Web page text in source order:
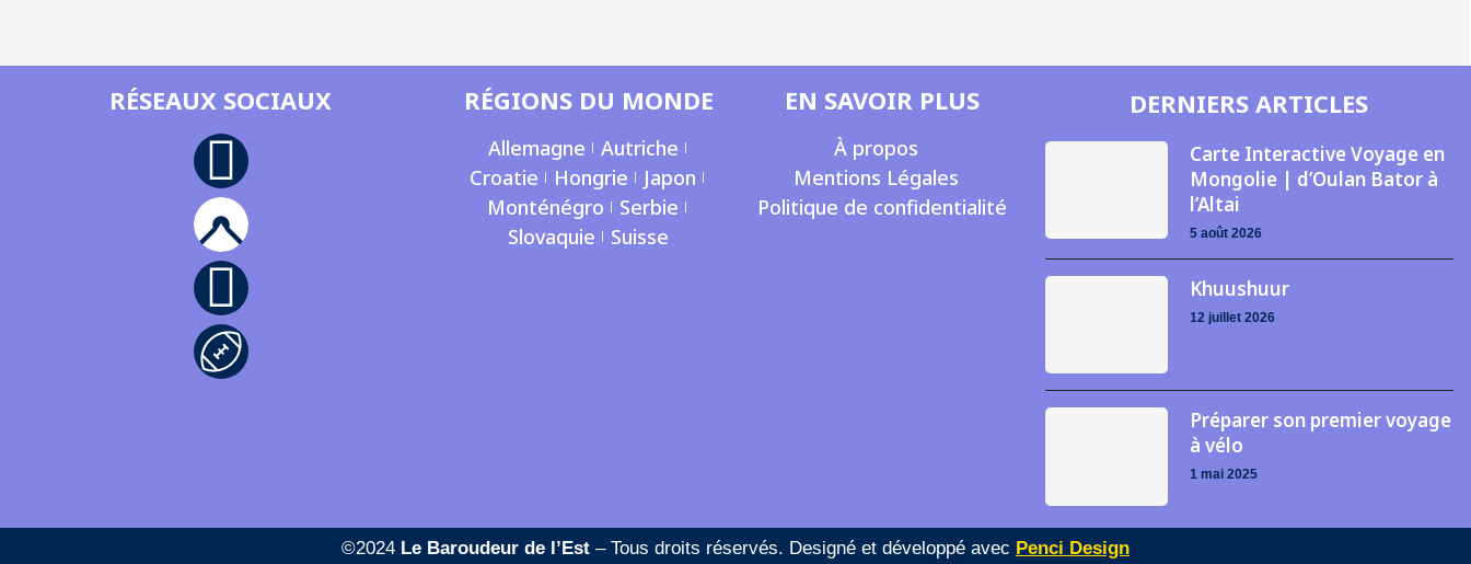
RÉSEAUX SOCIAUX RÉGIONS DU MONDE
Allemagne
Autriche
Croatie
Hongrie
Japon
Monténégro
Serbie
Slovaquie
Suisse
EN SAVOIR PLUS
À propos
Mentions Légales
Politique de confidentialité
DERNIERS ARTICLES
Carte Interactive Voyage en
Mongolie | d’Oulan Bator à
l’Altai
5 août 2026
Khuushuur
12 juillet 2026
Préparer son premier voyage
à vélo
1 mai 2025
©2024 Le Baroudeur de l’Est – Tous droits réservés. Designé et développé avec Penci Design